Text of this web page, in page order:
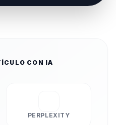
CON IA
PERPLEXITY